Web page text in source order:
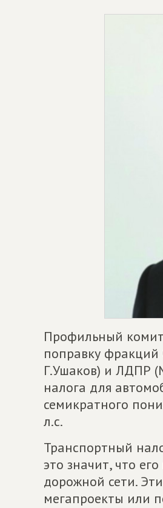
Профильный
поправку фракций
Г.Ушаков) и ЛДПР
налога для
семикратного
л.с.
Транспортный
это значит, что
дорожной сети.
мегапроекты или